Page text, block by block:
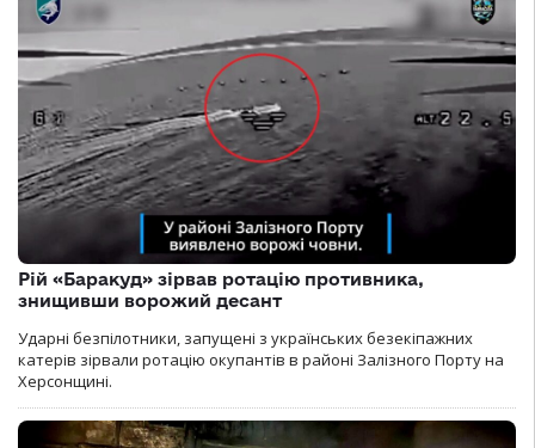
Рій «Баракуд» зірвав ротацію противника,
знищивши ворожий десант
Ударні безпілотники, запущені з українських безекіпажних
катерів зірвали ротацію окупантів в районі Залізного Порту на
Херсонщині.